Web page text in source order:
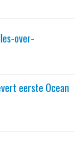
over-
eerste Ocean